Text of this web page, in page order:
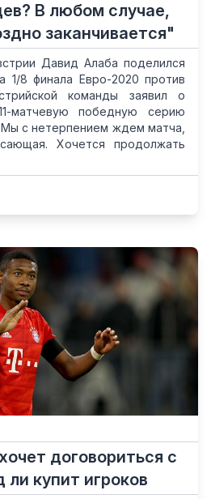
В любом случае,
заканчивается"
Давид Алаба поделился
1/8 финала Евро-2020 против
команды заявил о
матчевую победную серию
с нетерпением ждем матча,
Хочется продолжать
договориться с
купит игроков